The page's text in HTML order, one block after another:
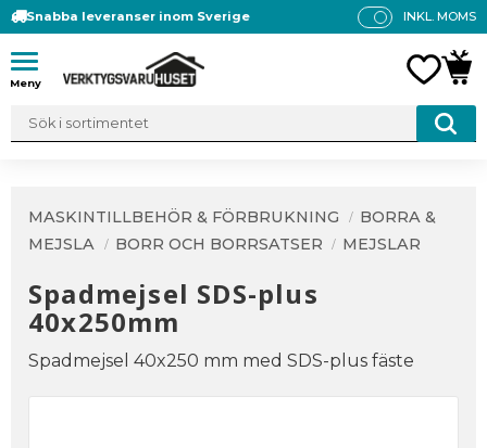
Meny
Snabba leveranser inom Sverige
P
A
S
INKL. MOMS
MASKINTILLBEHÖR & FÖRBRUKNING
BORRA &
MEJSLA
BORR OCH BORRSATSER MEJSLAR
Spadmejsel SDS-plus
40x250mm
Spadmejsel 40x250 mm med SDS-plus fäste